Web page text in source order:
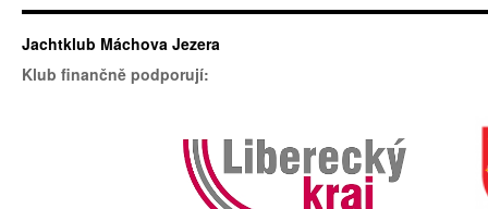
Jachtklub Máchova Jezera
Klub finančně podporují: